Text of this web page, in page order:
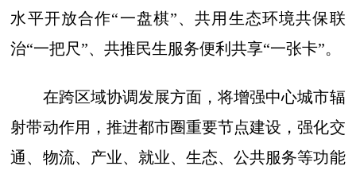
水平开放合作“一盘棋”、共用生态环境共保联
治“一把尺”、共推民生服务便利共享“一张卡”。
在跨区域协调发展方面，将增强中心城市辐
射带动作用，推进都市圈重要节点建设，强化交
通、物流、产业、就业、生态、公共服务等功能